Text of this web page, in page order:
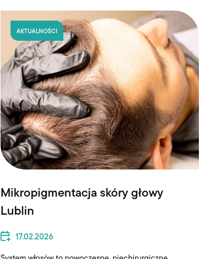
AKTUALNOŚCI
Mikropigmentacja skóry głowy
Lublin
17.02.2026